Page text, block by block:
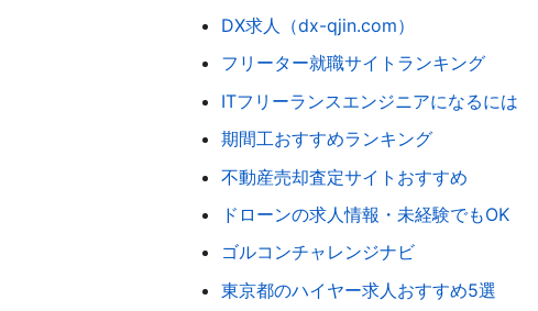
DX求人（dx-qjin.com）
フリーター就職サイトランキング
ITフリーランスエンジニアになるには
期間工おすすめランキング
不動産売却査定サイトおすすめ
ドローンの求人情報・未経験でもOK
ゴルコンチャレンジナビ
東京都のハイヤー求人おすすめ5選